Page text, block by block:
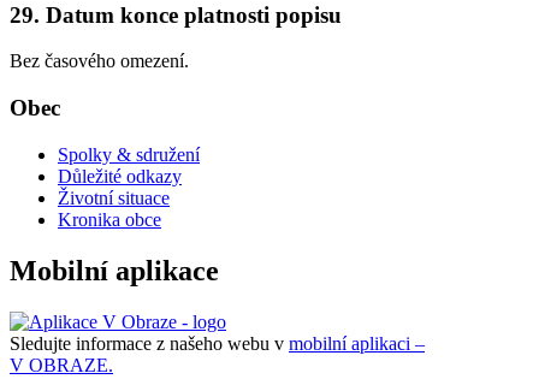
29. Datum konce platnosti popisu
Bez časového omezení.
Obec
Spolky & sdružení
Důležité odkazy
Životní situace
Kronika obce
Mobilní aplikace
Sledujte informace z našeho webu v mobilní aplikaci –
V OBRAZE.